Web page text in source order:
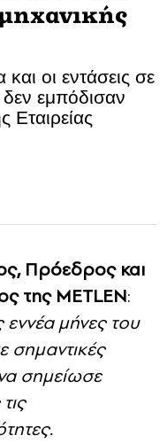
οι εντάσεις σε
εμπόδισαν
Εταιρείας
Πρόεδρος και
της METLEN:
μήνες του
σημαντικές
σημείωσε